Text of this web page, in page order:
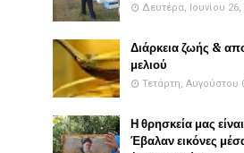
Δευτέρα, Ιουνίου 26,
Διάρκεια ζωής &
μελιού
Τετάρτη, Αυγούστου
Η θρησκεία μας
Έβαλαν εικόνες